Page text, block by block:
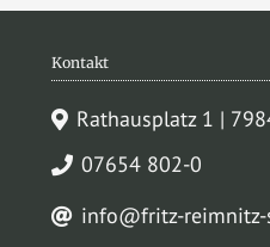
Kontakt
Rathausplatz 1 |
07654 802-0
info@fritz-